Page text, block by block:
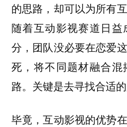
的思路，却可以为所有
随着互动影视赛道日
分，团队没必要在恋爱
死，将不同题材融合
路。关键是去寻找合适的
毕竟，互动影视的优势